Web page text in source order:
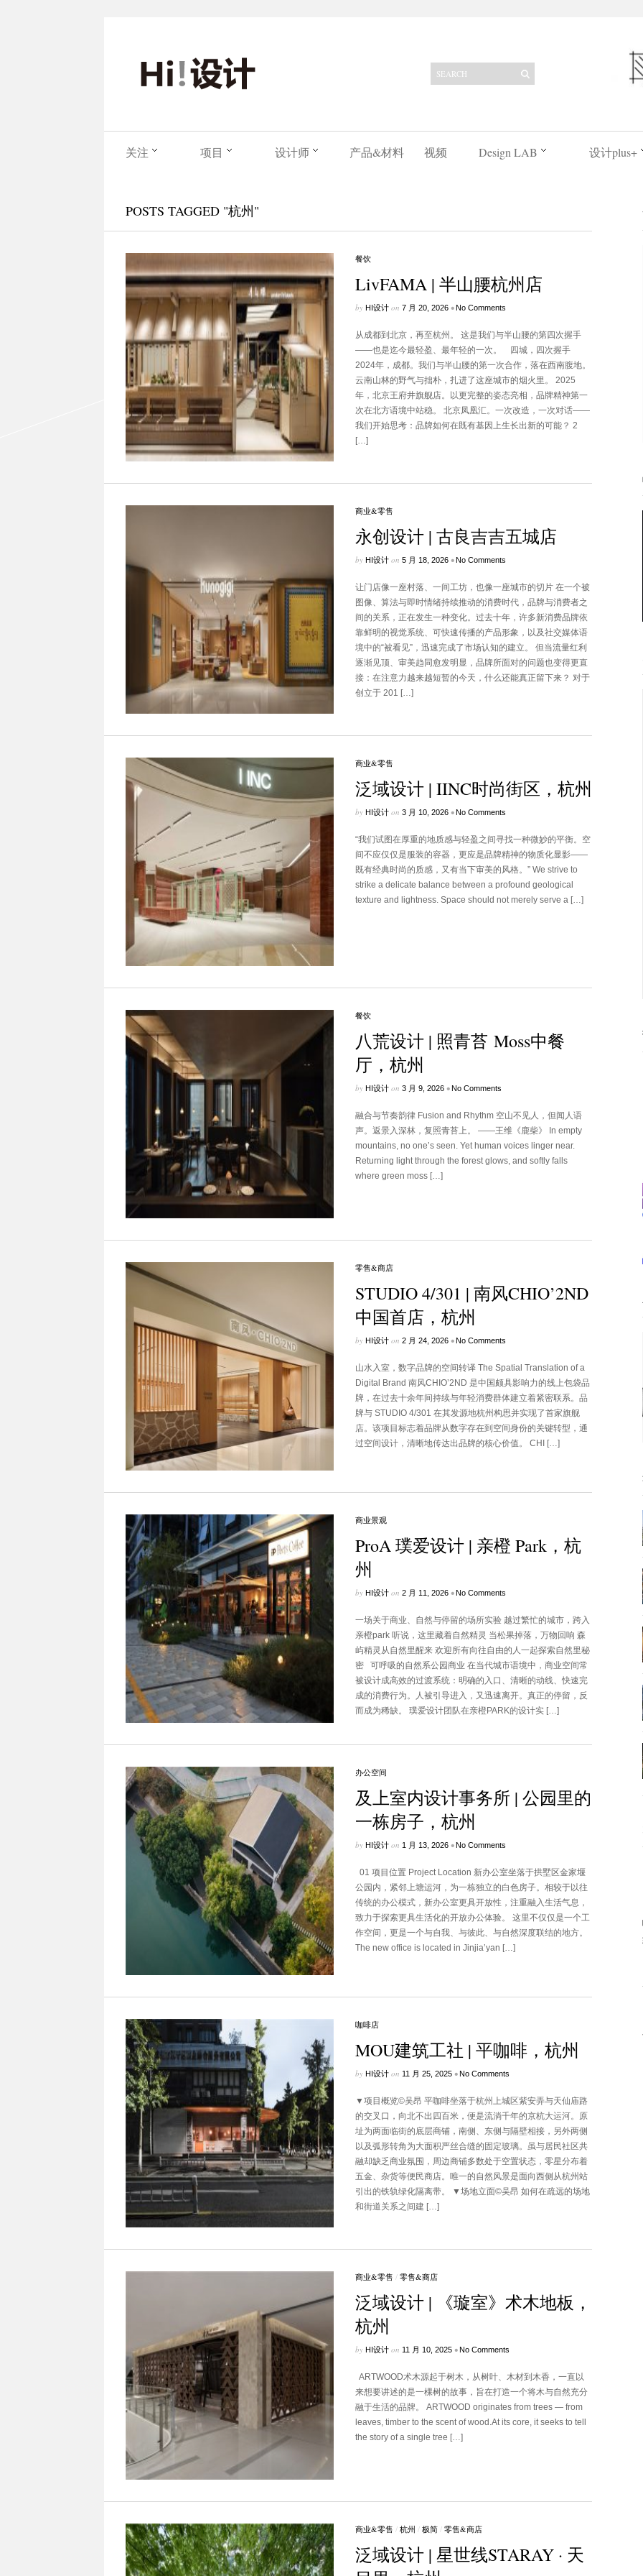
关注 项目 设计师 产品&材料 视频 Design LAB 设计plus+
POSTS TAGGED "杭州"
餐饮
LivFAMA | 半山腰杭州店
by HI设计on 7 月 20, 2026 •No Comments
从成都到北京，再至杭州。 这是我们与半山腰的第四次握手
——也是迄今最轻盈、最年轻的一次。 四城，四次握手
2024年，成都。我们与半山腰的第一次合作，落在西南腹地。
云南山林的野气与拙朴，扎进了这座城市的烟火里。 2025
年，北京王府井旗舰店。以更完整的姿态亮相，品牌精神第一
次在北方语境中站稳。 北京凤凰汇。一次改造，一次对话——
我们开始思考：品牌如何在既有基因上生长出新的可能？ 2
[…]
商业&零售
永创设计 | 古良吉吉五城店
by HI设计on 5 月 18, 2026 •No Comments
让门店像一座村落、一间工坊，也像一座城市的切片 在一个被
图像、算法与即时情绪持续推动的消费时代，品牌与消费者之
间的关系，正在发生一种变化。过去十年，许多新消费品牌依
靠鲜明的视觉系统、可快速传播的产品形象，以及社交媒体语
境中的“被看见”，迅速完成了市场认知的建立。 但当流量红利
逐渐见顶、审美趋同愈发明显，品牌所面对的问题也变得更直
接：在注意力越来越短暂的今天，什么还能真正留下来？ 对于
创立于 201 […]
商业&零售
泛域设计 | IINC时尚街区，杭州
by HI设计on 3 月 10, 2026 •No Comments
“我们试图在厚重的地质感与轻盈之间寻找一种微妙的平衡。空
间不应仅仅是服装的容器，更应是品牌精神的物质化显影——
既有经典时尚的质感，又有当下审美的风格。” We strive to
strike a delicate balance between a profound geological
texture and lightness. Space should not merely serve a […]
餐饮
八荒设计 | 照⻘苔 Moss中餐
厅，杭州
by HI设计on 3 月 9, 2026 •No Comments
融合与节奏韵律 Fusion and Rhythm 空⼭不⻅⼈，但闻⼈语
声。返景⼊深林，复照⻘苔上。 ——王维《⿅柴》 In empty
mountains, no one’s seen. Yet human voices linger near.
Returning light through the forest glows, and softly falls
where green moss […]
零售&商店
STUDIO 4/301 | 南风CHIO’2ND
中国首店，杭州
by HI设计on 2 月 24, 2026 •No Comments
山水入室，数字品牌的空间转译 The Spatial Translation of a
Digital Brand 南风CHIO’2ND 是中国颇具影响力的线上包袋品
牌，在过去十余年间持续与年轻消费群体建立着紧密联系。品
牌与 STUDIO 4/301 在其发源地杭州构思并实现了首家旗舰
店。该项目标志着品牌从数字存在到空间身份的关键转型，通
过空间设计，清晰地传达出品牌的核心价值。 CHI […]
商业景观
ProA 璞爱设计 | 亲橙 Park，杭
州
by HI设计on 2 月 11, 2026 •No Comments
一场关于商业、自然与停留的场所实验 越过繁忙的城市，跨入
亲橙park 听说，这里藏着自然精灵 当松果掉落，万物回响 森
屿精灵从自然里醒来 欢迎所有向往自由的人一起探索自然里秘
密 可呼吸的自然系公园商业 在当代城市语境中，商业空间常
被设计成高效的过渡系统：明确的入口、清晰的动线、快速完
成的消费行为。人被引导进入，又迅速离开。真正的停留，反
而成为稀缺。 璞爱设计团队在亲橙PARK的设计实 […]
办公空间
及上室内设计事务所 | 公园里的
一栋房子，杭州
by HI设计on 1 月 13, 2026 •No Comments
01 项目位置 Project Location 新办公室坐落于拱墅区金家堰
公园内，紧邻上塘运河，为一栋独立的白色房子。相较于以往
传统的办公模式，新办公室更具开放性，注重融入生活气息，
致力于探索更具生活化的开放办公体验。 这里不仅仅是一个工
作空间，更是一个与自我、与彼此、与自然深度联结的地方。
The new office is located in Jinjia’yan […]
咖啡店
MOU建筑工社 | 平咖啡，杭州
by HI设计on 11 月 25, 2025 •No Comments
▼项目概览©吴昂 平咖啡坐落于杭州上城区紫安弄与天仙庙路
的交叉口，向北不出四百米，便是流淌千年的京杭大运河。原
址为两面临街的底层商铺，南侧、东侧与隔壁相接，另外两侧
以及弧形转角为大面积严丝合缝的固定玻璃。虽与居民社区共
融却缺乏商业氛围，周边商铺多数处于空置状态，零星分布着
五金、杂货等便民商店。唯一的自然风景是面向西侧从杭州站
引出的铁轨绿化隔离带。 ▼场地立面©吴昂 如何在疏远的场地
和街道关系之间建 […]
商业&零售 / 零售&商店
泛域设计 | 《璇室》术木地板，
杭州
by HI设计on 11 月 10, 2025 •No Comments
ARTWOOD术木源起于树木，从树叶、木材到木香，一直以
来想要讲述的是一棵树的故事，旨在打造一个将木与自然充分
融于生活的品牌。 ARTWOOD originates from trees — from
leaves, timber to the scent of wood.At its core, it seeks to tell
the story of a single tree […]
商业&零售 / 杭州 / 极简/ 零售&商店
泛域设计 | 星世线STARAY · 天